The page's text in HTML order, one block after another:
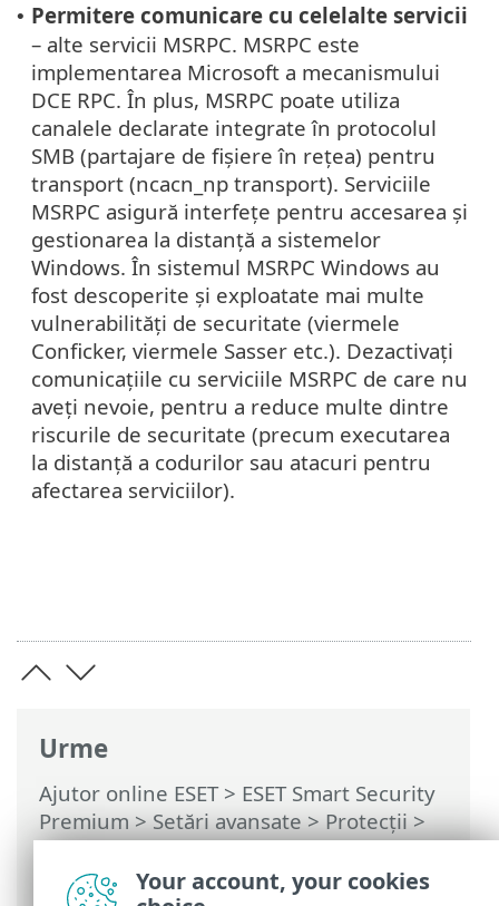
Urme
Ajutor online ESET> ESET Smart Security
Premium>Setări avansate>Protecții>
Protecție acces la rețea>Protecția
împotriva atacurilor de rețea (IDS)>
• Permitere comunicare cu celelalte servicii
– alte servicii MSRPC. MSRPC este
implementarea Microsoft a mecanismului
DCE RPC. În plus, MSRPC poate utiliza
canalele declarate integrate în protocolul
SMB (partajare de fișiere în rețea) pentru
transport (ncacn_np transport). Serviciile
MSRPC asigură interfețe pentru accesarea și
gestionarea la distanță a sistemelor
Windows. În sistemul MSRPC Windows au
fost descoperite și exploatate mai multe
vulnerabilități de securitate (viermele
Conficker, viermele Sasser etc.). Dezactivați
comunicațiile cu serviciile MSRPC de care nu
aveți nevoie, pentru a reduce multe dintre
riscurile de securitate (precum executarea
la distanță a codurilor sau atacuri pentru
afectarea serviciilor).
Your account, your cookies